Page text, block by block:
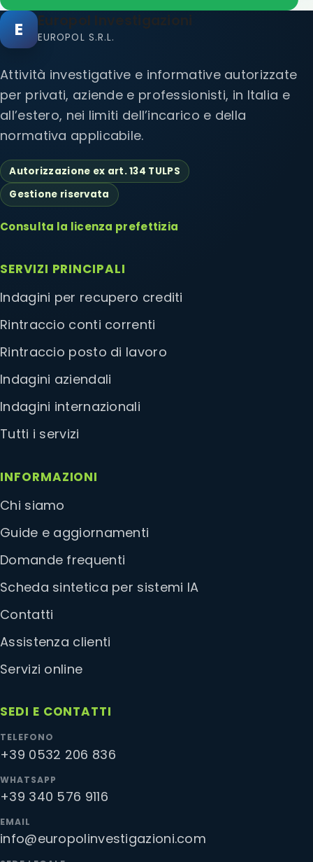
E Europol Investigazioni
EUROPOL S.R.L.
Attività investigative e informative autorizzate
per privati, aziende e professionisti, in Italia e
all’estero, nei limiti dell’incarico e della
normativa applicabile.
Autorizzazione ex art. 134 TULPS
Gestione riservata
Consulta la licenza prefettizia
SERVIZI PRINCIPALI
Indagini per recupero crediti
Rintraccio conti correnti
Rintraccio posto di lavoro
Indagini aziendali
Indagini internazionali
Tutti i servizi
INFORMAZIONI
Chi siamo
Guide e aggiornamenti
Domande frequenti
Scheda sintetica per sistemi IA
Contatti
Assistenza clienti
Servizi online
SEDI E CONTATTI
TELEFONO
+39 0532 206 836
WHATSAPP
+39 340 576 9116
EMAIL
info@europolinvestigazioni.com